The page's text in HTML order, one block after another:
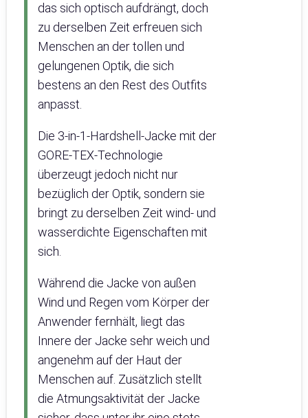
das sich optisch aufdrängt, doch
zu derselben Zeit erfreuen sich
Menschen an der tollen und
gelungenen Optik, die sich
bestens an den Rest des Outfits
anpasst.
Die 3-in-1-Hardshell-Jacke mit der
GORE-TEX-Technologie
überzeugt jedoch nicht nur
bezüglich der Optik, sondern sie
bringt zu derselben Zeit wind- und
wasserdichte Eigenschaften mit
sich.
Während die Jacke von außen
Wind und Regen vom Körper der
Anwender fernhält, liegt das
Innere der Jacke sehr weich und
angenehm auf der Haut der
Menschen auf. Zusätzlich stellt
die Atmungsaktivität der Jacke